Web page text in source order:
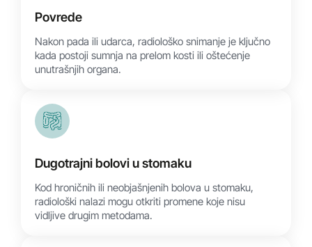
Povrede
Nakon pada ili udarca, radiološko snimanje je ključno
kada postoji sumnja na prelom kosti ili oštećenje
unutrašnjih organa.
Dugotrajni bolovi u stomaku
Kod hroničnih ili neobjašnjenih bolova u stomaku,
radiološki nalazi mogu otkriti promene koje nisu
vidljive drugim metodama.